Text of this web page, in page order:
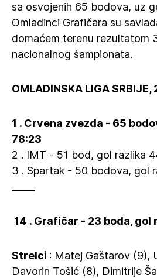
sa osvojenih 65 bodova, uz
Omladinci Grafičara su
domaćem terenu rezultatom
nacionalnog šampionata.
OMLADINSKA LIGA SRBIJE,
1 . Crvena zvezda - 65
78:23
2 . IMT - 51 bod, gol razlika
3 . Spartak - 50 bodova, gol
14 . Grafičar - 23 boda, gol
Strelci : Matej Gaštarov (9),
Davorin Tošić (8), Dimitrije